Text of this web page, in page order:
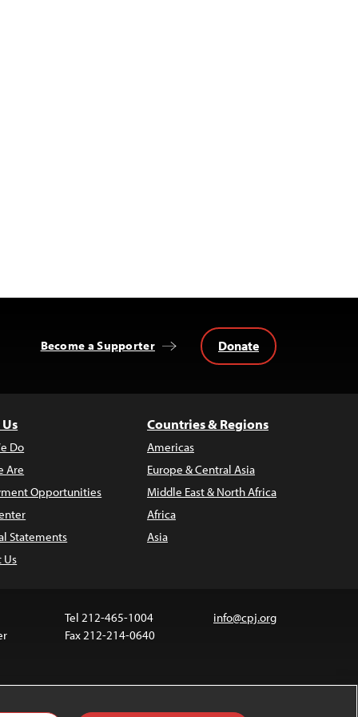
Become a Supporter Donate
Do
Are
Opportunities
Statements
Us
Countries & Regions
Americas
Europe & Central Asia
Middle East & North Africa
Africa
Asia
Tel 212-465-1004
Fax 212-214-0640
info@cpj.org